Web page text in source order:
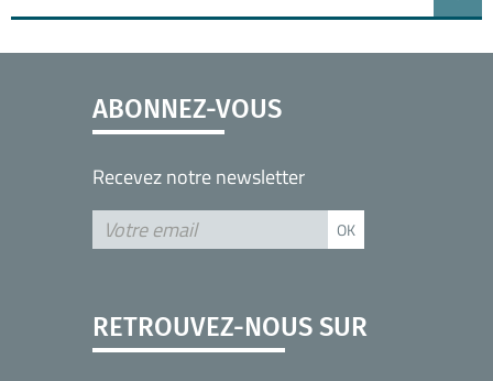
ABONNEZ-VOUS
Recevez notre newsletter
RETROUVEZ-NOUS SUR